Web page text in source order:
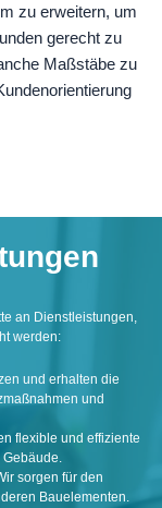
zu erweitern, um
gerecht zu
Maßstäbe zu
an Dienstleistungen,
werden:
und erhalten die
und
flexible und effiziente
Gebäude.
sorgen für den
Bauelementen.